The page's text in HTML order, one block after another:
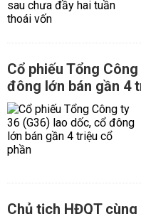
Cổ phiếu Tổng
đông lớn bán gần 4
Chủ tịch HĐQT